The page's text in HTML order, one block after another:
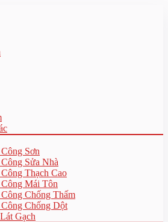
Sơn
Sửa Nhà
Thạch Cao
Mái Tôn
Chống Thấm
Chống Dột
Gạch